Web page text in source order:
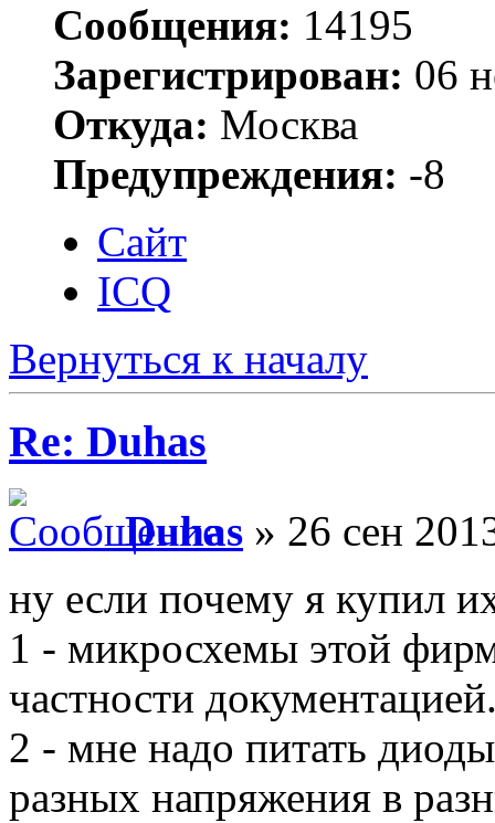
Сообщения: 14195
Зарегистрирован: 06
Откуда: Москва
Предупреждения: -8
Сайт
ICQ
Вернуться к началу
Re: Duhas
Duhas » 26 сен
ну если почему я купил
1 - микросхемы этой
частности
2 - мне надо питать
разных напряжения в